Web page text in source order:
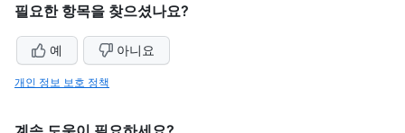
필요한 항목을 찾으셨나요?
예 아니요
개인 정보 보호 정책